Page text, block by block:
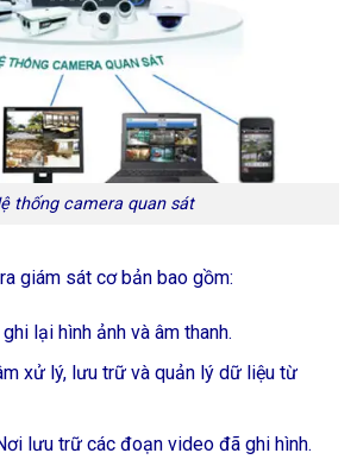
thống camera quan sát
giám sát cơ bản bao gồm:
lại hình ảnh và âm thanh.
xử lý, lưu trữ và quản lý dữ liệu từ
lưu trữ các đoạn video đã ghi hình.